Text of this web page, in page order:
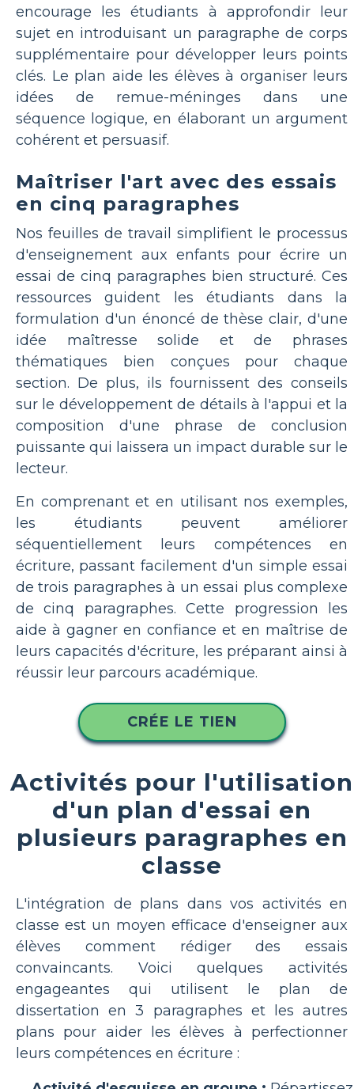
encourage les étudiants à approfondir leur
sujet en introduisant un paragraphe de corps
supplémentaire pour développer leurs points
clés. Le plan aide les élèves à organiser leurs
idées de remue-méninges dans une
séquence logique, en élaborant un argument
cohérent et persuasif.
Maîtriser l'art avec des essais
en cinq paragraphes
Nos feuilles de travail simplifient le processus
d'enseignement aux enfants pour écrire un
essai de cinq paragraphes bien structuré. Ces
ressources guident les étudiants dans la
formulation d'un énoncé de thèse clair, d'une
idée maîtresse solide et de phrases
thématiques bien conçues pour chaque
section. De plus, ils fournissent des conseils
sur le développement de détails à l'appui et la
composition d'une phrase de conclusion
puissante qui laissera un impact durable sur le
lecteur.
En comprenant et en utilisant nos exemples,
les étudiants peuvent améliorer
séquentiellement leurs compétences en
écriture, passant facilement d'un simple essai
de trois paragraphes à un essai plus complexe
de cinq paragraphes. Cette progression les
aide à gagner en confiance et en maîtrise de
leurs capacités d'écriture, les préparant ainsi à
réussir leur parcours académique.
CRÉE LE TIEN
Activités pour l'utilisation
d'un plan d'essai en
plusieurs paragraphes en
classe
L'intégration de plans dans vos activités en
classe est un moyen efficace d'enseigner aux
élèves comment rédiger des essais
convaincants. Voici quelques activités
engageantes qui utilisent le plan de
dissertation en 3 paragraphes et les autres
plans pour aider les élèves à perfectionner
leurs compétences en écriture :